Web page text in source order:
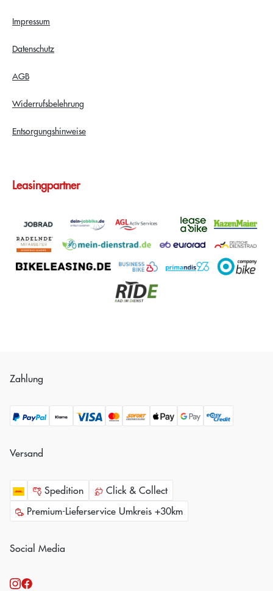
Impressum
Datenschutz
AGB
Widerrufsbelehrung
Entsorgungshinweise
Leasingpartner
Zahlung
Versand
Spedition
Click & Collect
Premium-Lieferservice Umkreis +30km
Social Media